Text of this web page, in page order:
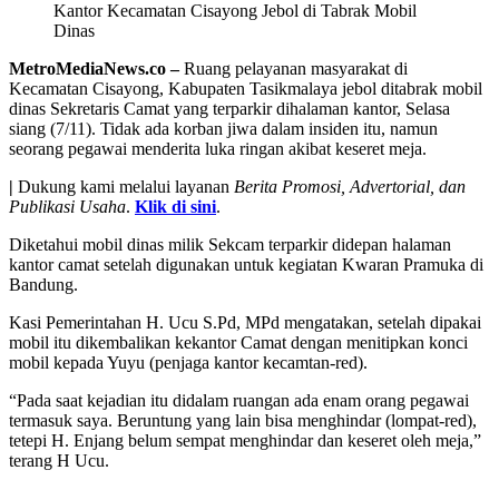
Kantor Kecamatan Cisayong Jebol di Tabrak Mobil
Dinas
MetroMediaNews.co –Ruang pelayanan masyarakat di
Kecamatan Cisayong, Kabupaten Tasikmalaya jebol ditabrak mobil
dinas Sekretaris Camat yang terparkir dihalaman kantor, Selasa
siang (7/11). Tidak ada korban jiwa dalam insiden itu, namun
seorang pegawai menderita luka ringan akibat keseret meja.
| Dukung kami melalui layanan Berita Promosi, Advertorial, dan
Publikasi Usaha. Klik di sini.
Diketahui mobil dinas milik Sekcam terparkir didepan halaman
kantor camat setelah digunakan untuk kegiatan Kwaran Pramuka di
Bandung.
Kasi Pemerintahan H. Ucu S.Pd, MPd mengatakan, setelah dipakai
mobil itu dikembalikan kekantor Camat dengan menitipkan konci
mobil kepada Yuyu (penjaga kantor kecamtan-red).
“Pada saat kejadian itu didalam ruangan ada enam orang pegawai
termasuk saya. Beruntung yang lain bisa menghindar (lompat-red),
tetepi H. Enjang belum sempat menghindar dan keseret oleh meja,”
terang H Ucu.